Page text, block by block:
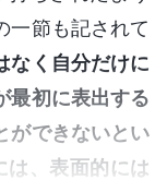
一節も記されて
なく自分だけに
最初に表出する
ができないとい
、表面的には